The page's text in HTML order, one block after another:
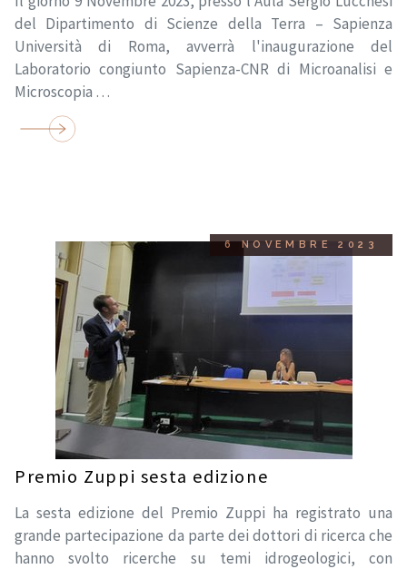
del Dipartimento di Scienze della Terra – Sapienza
Università di Roma, avverrà l'inaugurazione del
Laboratorio congiunto Sapienza-CNR di Microanalisi e
Microscopia …
6 NOVEMBRE 2023
Premio Zuppi sesta edizione
La sesta edizione del Premio Zuppi ha registrato una
grande partecipazione da parte dei dottori di ricerca che
hanno svolto ricerche su temi idrogeologici, con